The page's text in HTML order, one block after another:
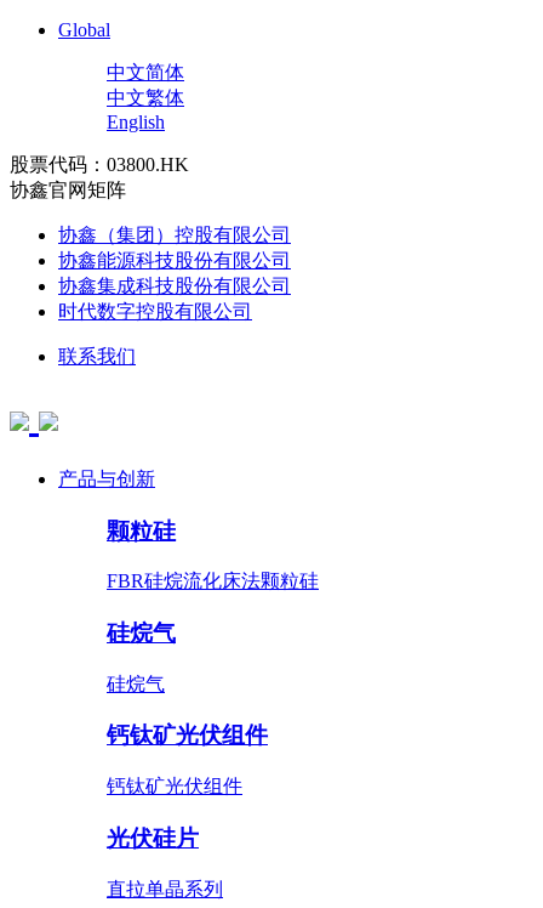
Global
中文简体
中文繁体
English
股票代码：03800.HK
协鑫官网矩阵
协鑫（集团）控股有限公司
协鑫能源科技股份有限公司
协鑫集成科技股份有限公司
时代数字控股有限公司
联系我们
产品与创新
颗粒硅
FBR硅烷流化床法颗粒硅
硅烷气
硅烷气
钙钛矿光伏组件
钙钛矿光伏组件
光伏硅片
直拉单晶系列